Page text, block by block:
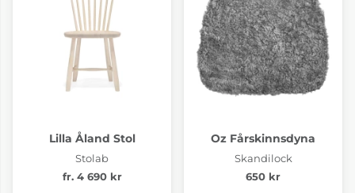
Lilla Åland Stol
Stolab
fr. 4 690 kr
Oz Fårskinnsdyna
Skandilock
650 kr